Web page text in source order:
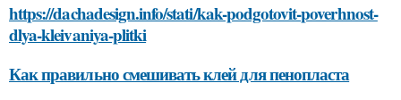
https://dachadesign.info/stati/kak-podgotovit-poverhnost-
dlya-kleivaniya-plitki
Как правильно смешивать клей для пенопласта